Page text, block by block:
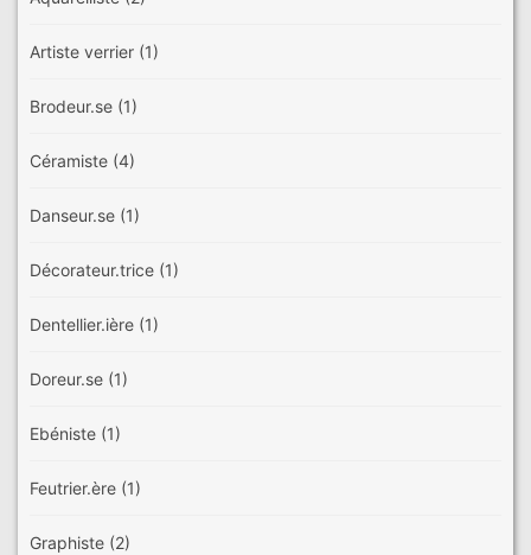
Artiste verrier (1)
Brodeur.se (1)
Céramiste (4)
Danseur.se (1)
Décorateur.trice (1)
Dentellier.ière (1)
Doreur.se (1)
Ebéniste (1)
Feutrier.ère (1)
Graphiste (2)